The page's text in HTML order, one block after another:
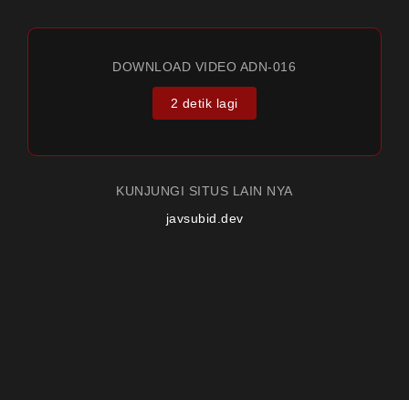
DOWNLOAD VIDEO ADN-016
2 detik lagi
KUNJUNGI SITUS LAIN NYA
javsubid.dev